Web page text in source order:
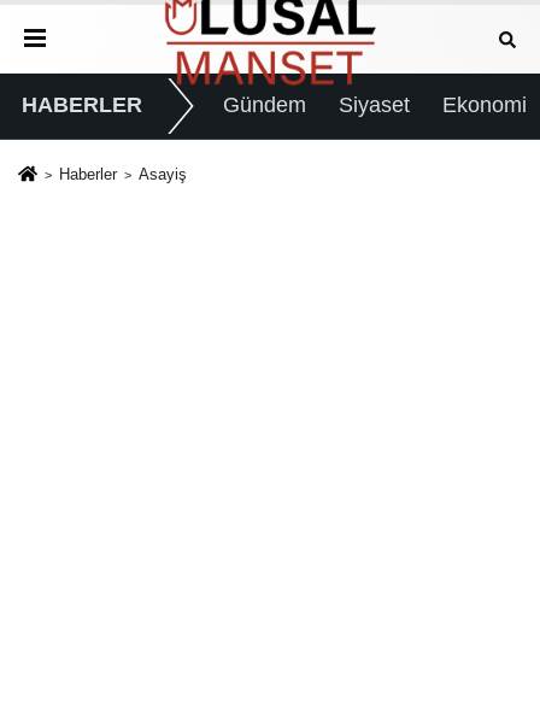
HABERLER Gündem Siyaset Ekonomi
Haberler Asayiş